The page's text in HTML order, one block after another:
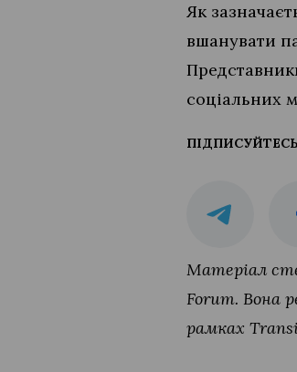
Як
вшанувати
соціальних
ПІДПИСУЙТЕСЬ
Матеріал
Forum. Вона
рамках